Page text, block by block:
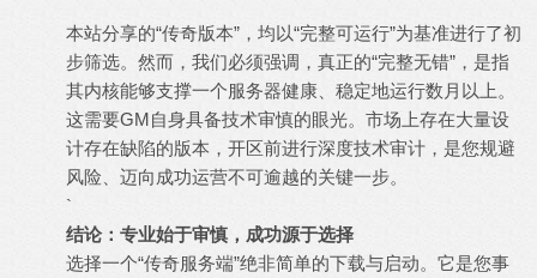
本站分享的“传奇版本”，均以“完整可运行”为基准进行了初
步筛选。然而，我们必须强调，真正的“完整无错”，是指
其内核能够支撑一个服务器健康、稳定地运行数月以上。
这需要GM自身具备技术审慎的眼光。市场上存在大量设
计存在缺陷的版本，开区前进行深度技术审计，是您规避
风险、迈向成功运营不可逾越的关键一步。
`
结论：专业始于审慎，成功源于选择
选择一个“传奇服务端”绝非简单的下载与启动。它是您事